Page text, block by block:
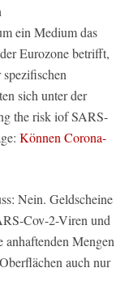
ein Medium das
Eurozone betrifft,
spezifischen
sich unter der
the risk iof SARS-
Können Corona-
Nein. Geldscheine
Cov-2-Viren und
Mengen
auch nur